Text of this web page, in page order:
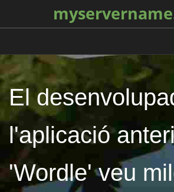
El
l'aplicació
'Wordle' veu